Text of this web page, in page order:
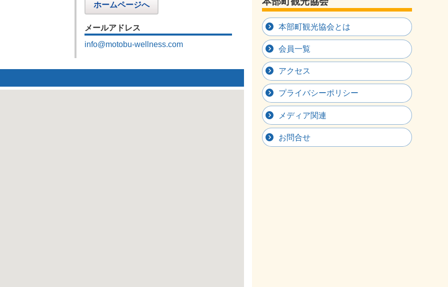
ホームページへ
メールアドレス
info@motobu-wellness.com
本部町観光協会とは
会員一覧
アクセス
プライバシーポリシー
メディア関連
お問合せ